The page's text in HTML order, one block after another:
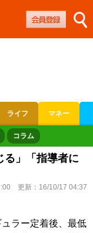
ライフ マネー
コラム
る」「指導者に
更新： 16/10/17 04:37
ラー定着後、最低